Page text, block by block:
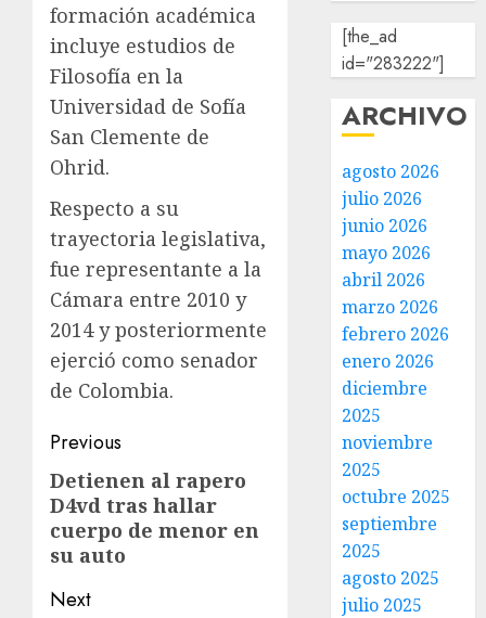
formación académica
incluye estudios de
Filosofía en la
Universidad de Sofía
San Clemente de
Ohrid.
Respecto a su
trayectoria legislativa,
fue representante a la
Cámara entre 2010 y
2014 y posteriormente
ejerció como senador
de Colombia.
Previous
Detienen al rapero
D4vd tras hallar
cuerpo de menor en
su auto
Next
[the_ad
id="283222"]
ARCHIVO
agosto 2026
julio 2026
junio 2026
mayo 2026
abril 2026
marzo 2026
febrero 2026
enero 2026
diciembre
2025
noviembre
2025
octubre 2025
septiembre
2025
agosto 2025
julio 2025